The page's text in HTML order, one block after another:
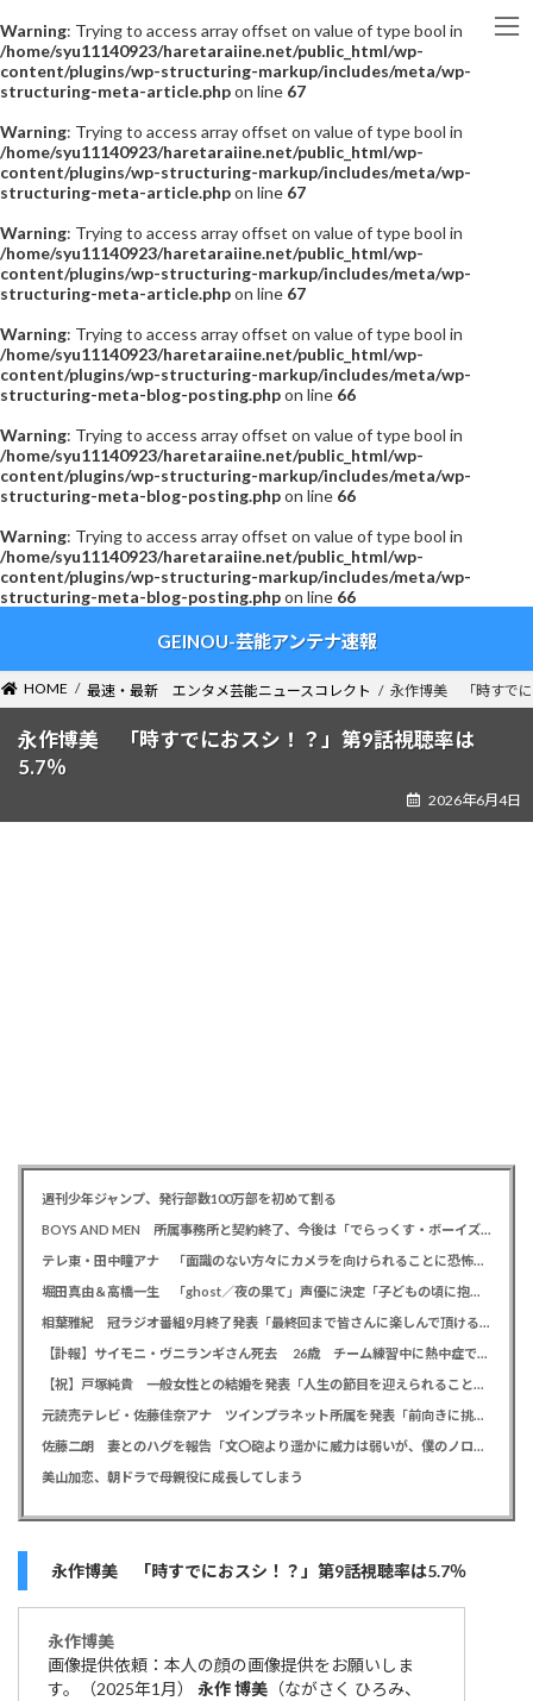
Warning: Trying to access array offset on value of type bool in
/home/syu11140923/haretaraiine.net/public_html/wp-
content/plugins/wp-structuring-markup/includes/meta/wp-
structuring-meta-article.phpon line 67
Warning: Trying to access array offset on value of type bool in
/home/syu11140923/haretaraiine.net/public_html/wp-
content/plugins/wp-structuring-markup/includes/meta/wp-
structuring-meta-article.phpon line 67
Warning: Trying to access array offset on value of type bool in
/home/syu11140923/haretaraiine.net/public_html/wp-
content/plugins/wp-structuring-markup/includes/meta/wp-
structuring-meta-article.phpon line 67
Warning: Trying to access array offset on value of type bool in
/home/syu11140923/haretaraiine.net/public_html/wp-
content/plugins/wp-structuring-markup/includes/meta/wp-
structuring-meta-blog-posting.phpon line 66
Warning: Trying to access array offset on value of type bool in
/home/syu11140923/haretaraiine.net/public_html/wp-
content/plugins/wp-structuring-markup/includes/meta/wp-
structuring-meta-blog-posting.phpon line 66
Warning: Trying to access array offset on value of type bool in
/home/syu11140923/haretaraiine.net/public_html/wp-
content/plugins/wp-structuring-markup/includes/meta/wp-
structuring-meta-blog-posting.phpon line 66
ン
ツ
ー
シ
GEINOU-芸能アンテナ速報
HOME 最速・最新 エンタメ芸能ニュースコレクト 永作博美 「時すでに
永作博美 「時すでにおスシ！？」第9話視聴率は
5.7％
2026年6月4日
週刊少年ジャンプ、発行部数100万部を初めて割る
BOYS AND MEN 所属事務所と契約終了、今後は「でらっくす・ボーイズ」として活動
テレ東・田中瞳アナ 「面識のない方々にカメラを向けられることに恐怖を」 ロケ撮影時に勝手に撮影してくる人に注意喚起
堀田真由＆高橋一生 「ghost／夜の果て」声優に決定「子どもの頃に抱いていた言葉にはできない沢山の感情を思い出しました」
相葉雅紀 冠ラジオ番組9月終了発表「最終回まで皆さんに楽しんで頂ける番組を」、ファンからは悲しみの声
【訃報】サイモニ・ヴニランギさん死去 26歳 チーム練習中に熱中症で搬送 ラグビー・九州電力キューデンヴォルテクス選手
【祝】戸塚純貴 一般女性との結婚を発表「人生の節目を迎えられること、心より感謝しております」
元読売テレビ・佐藤佳奈アナ ツインプラネット所属を発表「前向きに挑戦していきたい」、前日にレインボー池田直人と結婚発表
佐藤二朗 妻とのハグを報告「文〇砲より遥かに威力は弱いが、僕のノロケ砲をお見舞いする」
美山加恋、朝ドラで母親役に成長してしまう
永作博美 「時すでにおスシ！？」第9話視聴率は5.7％
永作博美
画像提供依頼：本人の顔の画像提供をお願いしま
す。（2025年1月） 永作博美 （ながさく ひろみ、